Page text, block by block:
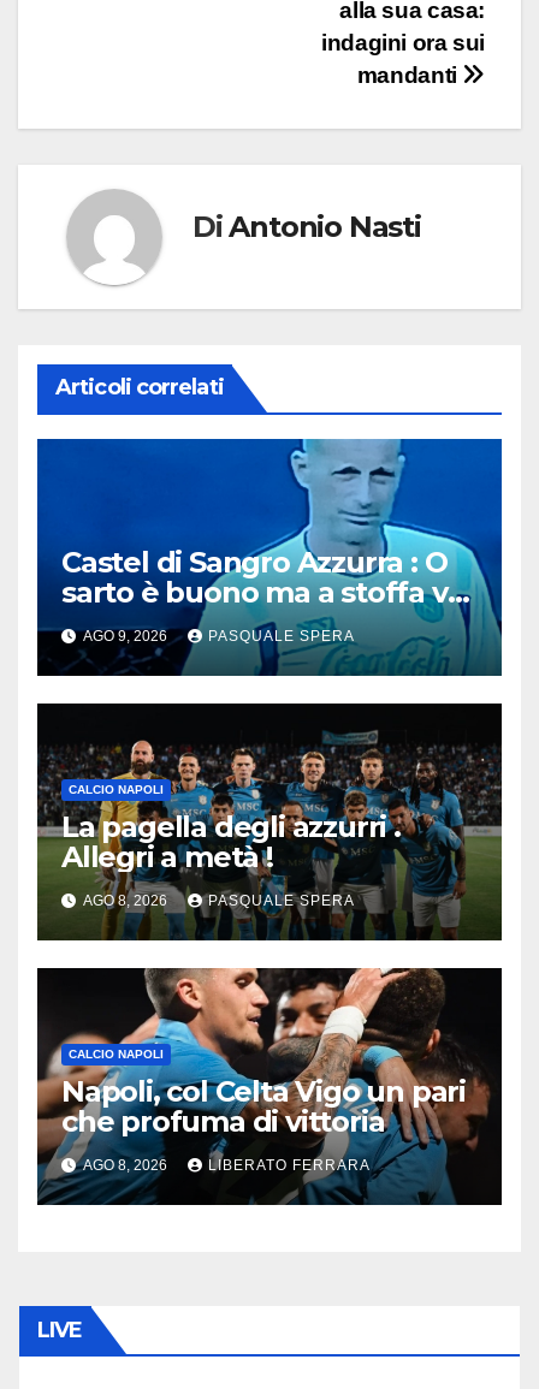
alla sua casa:
indagini ora sui
mandanti
DiAntonio Nasti
Articoli correlati
Castel di Sangro Azzurra : O
sarto è buono ma a stoffa va
migliorata !
AGO 9, 2026 PASQUALE SPERA
CALCIO NAPOLI
La pagella degli azzurri .
Allegri a metà !
AGO 8, 2026 PASQUALE SPERA
CALCIO NAPOLI
Napoli, col Celta Vigo un pari
che profuma di vittoria
AGO 8, 2026 LIBERATO FERRARA
LIVE